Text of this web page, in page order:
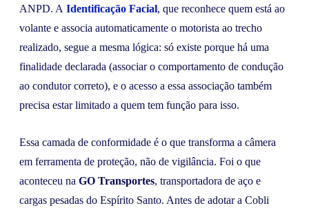
ANPD. A Identificação Facial, que reconhece quem está ao
volante e associa automaticamente o motorista ao trecho
realizado, segue a mesma lógica: só existe porque há uma
finalidade declarada (associar o comportamento de condução
ao condutor correto), e o acesso a essa associação também
precisa estar limitado a quem tem função para isso.
Essa camada de conformidade é o que transforma a câmera
em ferramenta de proteção, não de vigilância. Foi o que
aconteceu na GO Transportes, transportadora de aço e
cargas pesadas do Espírito Santo. Antes de adotar a Cobli